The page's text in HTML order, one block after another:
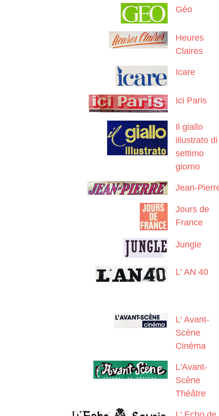
Géo
Heures
Claires
Icare
Ici Paris
Il giallo
illustrato di
settimo
giorno
Jean-
Jours de
France
Jungle
L' AN 40
L' Avant-
Scène
Cinéma
L'Avant-
Scène
Théâtre